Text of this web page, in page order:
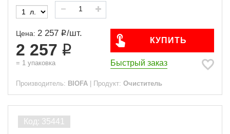
Цена: 2 257 /шт.
2 257
= 1 упаковка
КУПИТЬ
Быстрый заказ
Производитель: BIOFA Продукт: Очиститель